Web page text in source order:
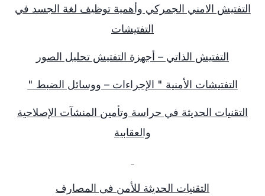
التفتيش الامني الجمركي وأهمية توظيف لغة الجسد في
التفتيشات
التفتيش الذاتي – أجهزة التفتيش تحليل الصور
التفتيشات الأمنية " الإجراءات – ووسائل الضبط"
التقنيات الحديثة في حراسة وتأمين المنشآت الإصلاحية
والعقابية
التقنيات الحديثة للأمن فى المصارف